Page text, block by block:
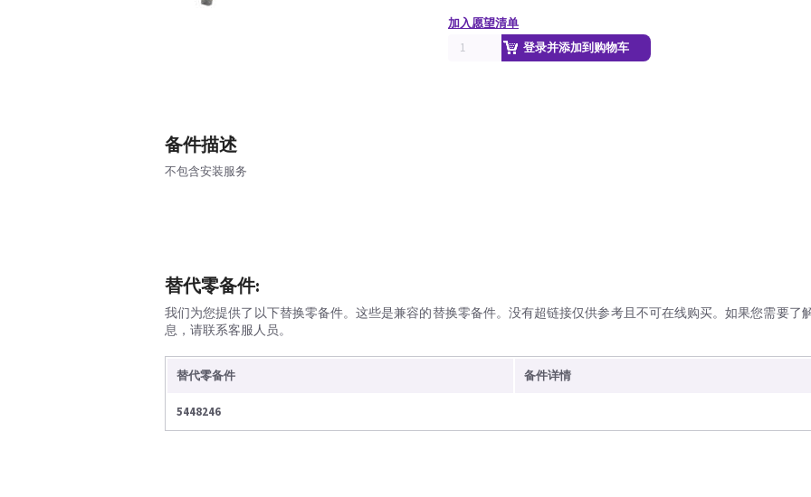
加入愿望清单
登录并添加到购物车
备件描述
不包含安装服务
替代零备件:
我们为您提供了以下替换零备件。这些是兼容的替换零备件。没有超链接仅供参考且不可在线购买。如果您需要了
息，请联系客服人员。
替代零备件 备件详情
5448246